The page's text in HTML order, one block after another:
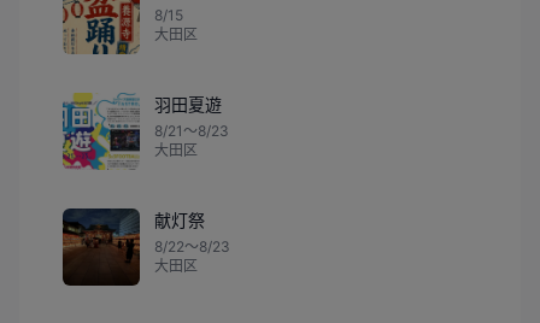
8/15
大田区
羽田夏遊
8/21〜8/23
大田区
献灯祭
8/22〜8/23
大田区